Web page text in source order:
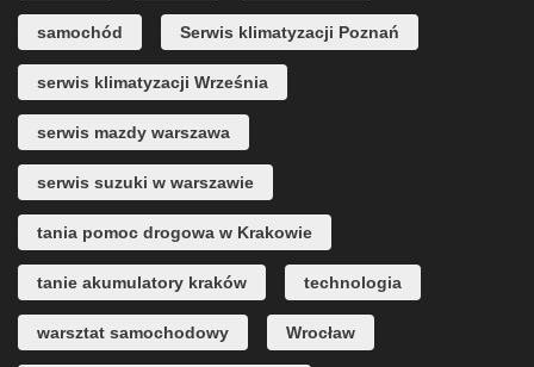
samochód Serwis klimatyzacji Poznań
serwis klimatyzacji Września
serwis mazdy warszawa
serwis suzuki w warszawie
tania pomoc drogowa w Krakowie
tanie akumulatory kraków technologia
warsztat samochodowy Wrocław